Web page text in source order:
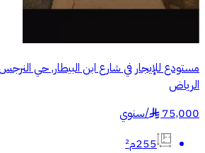
مستودع للإيجار في شارع ابن البيطار, حي
الرياض
75,000
§
/سنوي
255م²